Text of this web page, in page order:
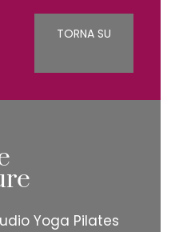
TORNA SU
Yoga Pilates